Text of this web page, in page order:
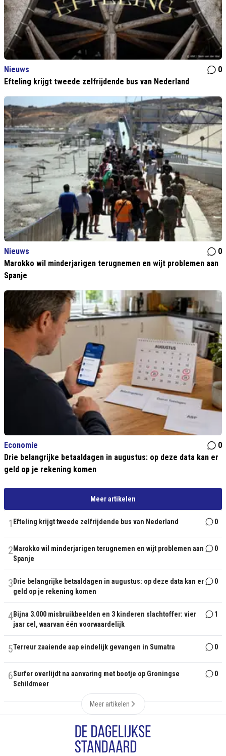
Nieuws
0
Efteling krijgt tweede zelfrijdende bus van Nederland
Nieuws
0
Marokko wil minderjarigen terugnemen en wijt problemen aan
Spanje
Economie
0
Drie belangrijke betaaldagen in augustus: op deze data kan er
geld op je rekening komen
Meer artikelen
1 Efteling krijgt tweede zelfrijdende bus van Nederland 0
2 Marokko wil minderjarigen terugnemen en wijt problemen aan
Spanje
0
3 Drie belangrijke betaaldagen in augustus: op deze data kan er
geld op je rekening komen
0
4Bijna 3.000 misbruikbeelden en 3 kinderen slachtoffer: vier
jaar cel, waarvan één voorwaardelijk
1
5Terreur zaaiende aap eindelijk gevangen in Sumatra 0
6Surfer overlijdt na aanvaring met bootje op Groningse
Schildmeer
0
Meer artikelen